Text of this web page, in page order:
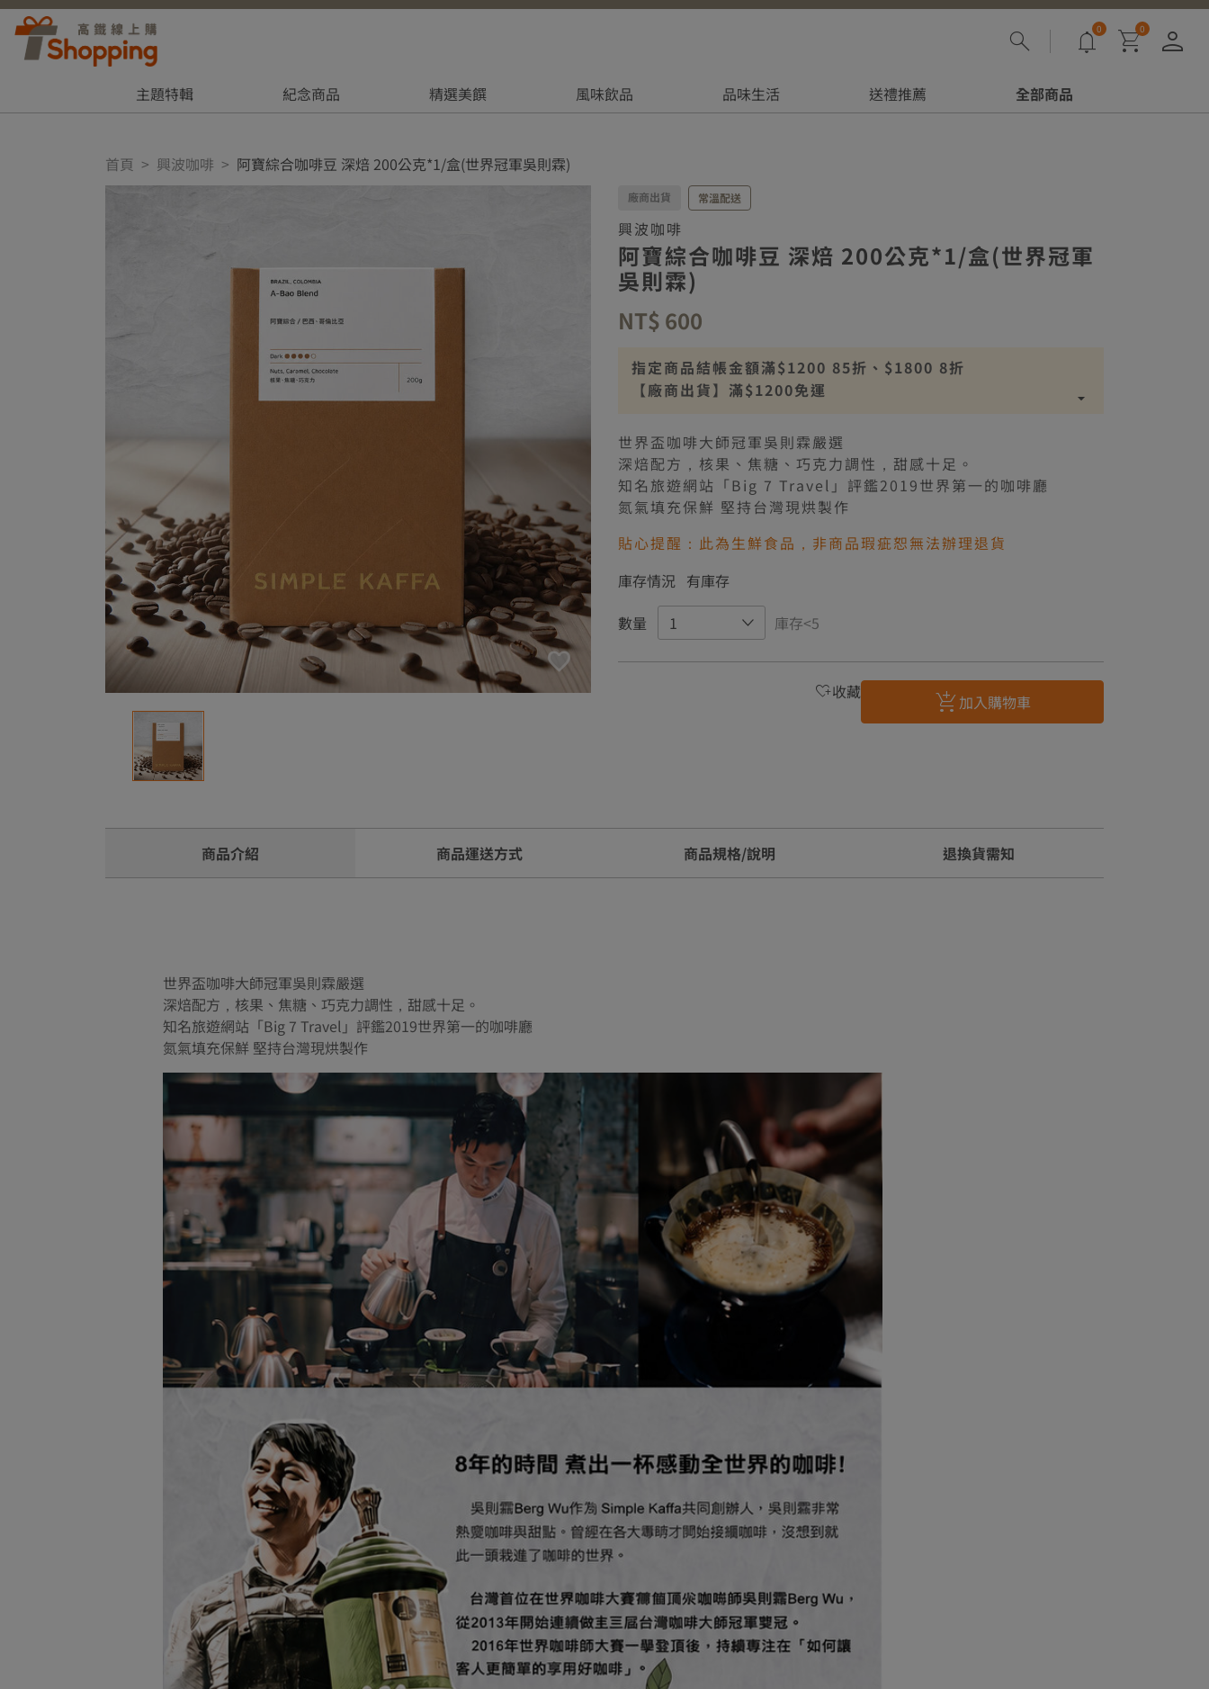
0 0 登
主題特輯 紀念商品 精選美饌 風味飲品 品味生活 送禮推薦 全部商品
首頁 興波咖啡 阿寶綜合咖啡豆 深焙 200公克*1/盒(世界冠軍吳則霖)
廠商出貨 常溫配送
興波咖啡
阿寶綜合咖啡豆 深焙 200公克*1/盒(世界冠軍
吳則霖)
NT$ 600
指定商品結帳金額滿$1200 85折、$1800 8折
【廠商出貨】滿$1200免運
世界盃咖啡大師冠軍吳則霖嚴選
深焙配方，核果、焦糖、巧克力調性，甜感十足。
知名旅遊網站「Big 7 Travel」評鑑2019世界第一的咖啡廳
氮氣填充保鮮 堅持台灣現烘製作
貼心提醒：此為生鮮食品，非商品瑕疵恕無法辦理退貨
庫存情況 有庫存
數量
庫存<5
收藏 加入購物車
商品介紹 商品運送方式 商品規格/說明 退換貨需知
世界盃咖啡大師冠軍吳則霖嚴選
深焙配方，核果、焦糖、巧克力調性，甜感十足。
知名旅遊網站「Big 7 Travel」評鑑2019世界第一的咖啡廳
氮氣填充保鮮 堅持台灣現烘製作